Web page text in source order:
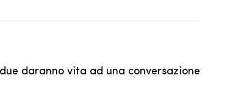
daranno vita ad una conversazione